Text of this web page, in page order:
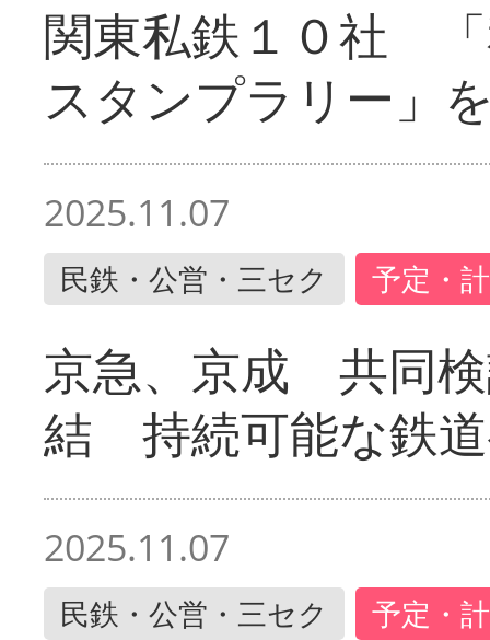
関東私鉄１０社
スタンプラリー」
2025.11.07
民鉄・公営・三セク 予定・
京急、京成 共同
結 持続可能な鉄
2025.11.07
民鉄・公営・三セク 予定・